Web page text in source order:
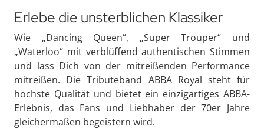
Erlebe die unsterblichen Klassiker
Wie „Dancing Queen“, „Super Trouper“ und
„Waterloo“ mit verblüffend authentischen Stimmen
und lass Dich von der mitreißenden Performance
mitreißen. Die Tributeband ABBA Royal steht für
höchste Qualität und bietet ein einzigartiges ABBA-
Erlebnis, das Fans und Liebhaber der 70er Jahre
gleichermaßen begeistern wird.